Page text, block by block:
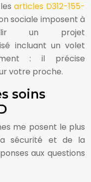
lesarticles D312-155-
sociale imposent à
un projet
incluant un volet
: il précise
votre proche.
soins
me posent le plus
sécurité et de la
aux questions